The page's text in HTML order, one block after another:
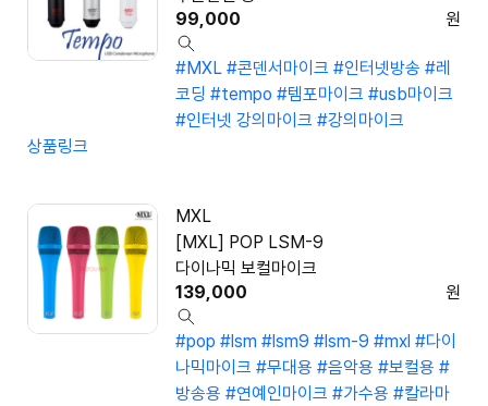
99,000
원
#MXL #콘덴서마이크 #인터넷방송 #레
코딩 #tempo #템포마이크 #usb마이크
#인터넷 강의마이크 #강의마이크
상품링크
MXL
[MXL] POP LSM-9
다이나믹 보컬마이크
139,000
원
#pop #lsm #lsm9 #lsm-9 #mxl #다이
나믹마이크 #무대용 #음악용 #보컬용 #
방송용 #연예인마이크 #가수용 #칼라마